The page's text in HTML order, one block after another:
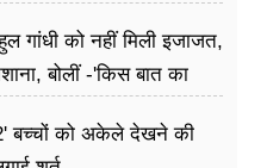
गांधी को नहीं मिली इजाजत,
बोलीं -'किस बात का
2' बच्चों को अकेले देखने की